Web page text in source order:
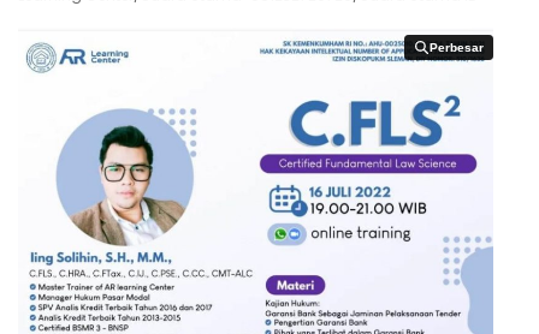
Perbesar
Perbesar